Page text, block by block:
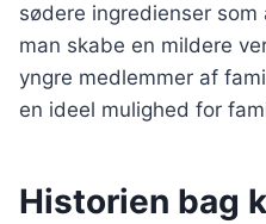
sødere ingredienser
man skabe en mildere
yngre medlemmer af
en ideel mulighed for
Historien bag